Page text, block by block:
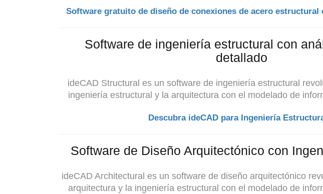
Software gratuito de diseño de conexiones de acero
Software de ingeniería estructural con
detallado
ideCAD Structural es un software de ingeniería estructural
ingeniería estructural y la arquitectura con el modelado de
Descubra ideCAD para Ingeniería
Software de Diseño Arquitectónico con
ideCAD Architectural es un software de diseño arquitectónico
arquitectura y la ingeniería estructural con el modelado de